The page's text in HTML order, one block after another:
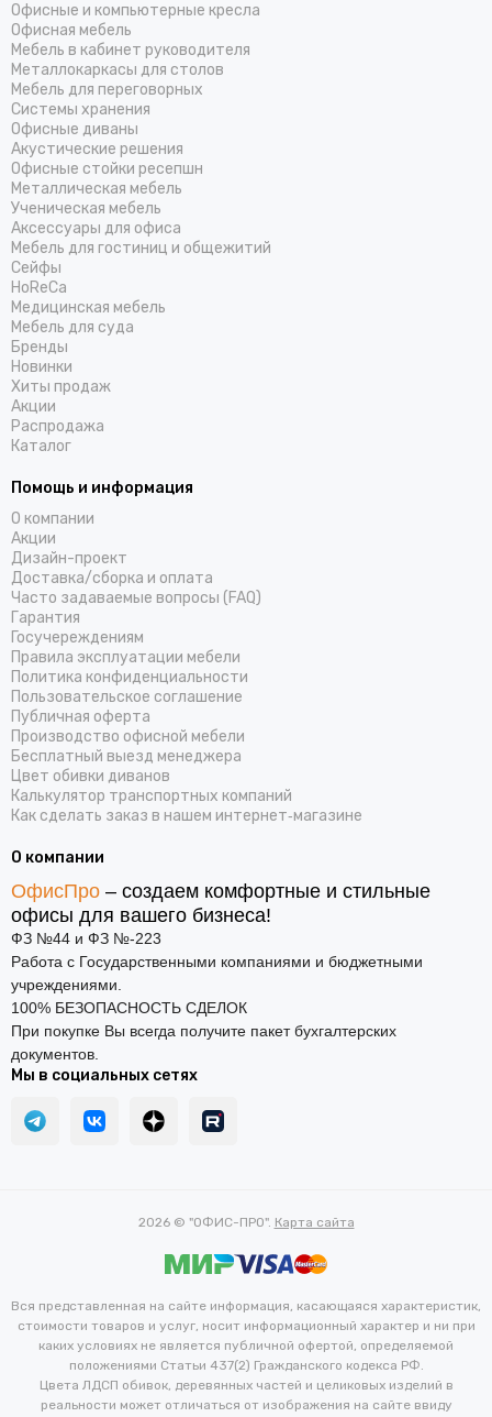
Офисные и компьютерные кресла
Офисная мебель
Мебель в кабинет руководителя
Металлокаркасы для столов
Мебель для переговорных
Системы хранения
Офисные диваны
Акустические решения
Офисные стойки ресепшн
Металлическая мебель
Ученическая мебель
Аксессуары для офиса
Мебель для гостиниц и общежитий
Cейфы
HoReCa
Медицинская мебель
Мебель для суда
Бренды
Новинки
Хиты продаж
Акции
Распродажа
Каталог
Помощь и информация
О компании
Акции
Дизайн-проект
Доставка/cборка и оплата
Часто задаваемые вопросы (FAQ)
Гарантия
Госучереждениям
Правила эксплуатации мебели
Политика конфиденциальности
Пользовательское соглашение
Публичная оферта
Производство офисной мебели
Бесплатный выезд менеджера
Цвет обивки диванов
Калькулятор транспортных компаний
Как сделать заказ в нашем интернет‑магазине
О компании
ОфисПро – создаем комфортные и стильные
офисы для вашего бизнеса!
ФЗ №44 и ФЗ №-223
Работа с Государственными компаниями и бюджетными
учреждениями.
100% БЕЗОПАСНОСТЬ СДЕЛОК
При покупке Вы всегда получите пакет бухгалтерских
документов.
Мы в социальных сетях
2026 © "ОФИС-ПРО". Карта сайта
Вся представленная на сайте информация, касающаяся характеристик,
стоимости товаров и услуг, носит информационный характер и ни при
каких условиях не является публичной офертой, определяемой
положениями Статьи 437(2) Гражданского кодекса РФ.
Цвета ЛДСП обивок, деревянных частей и целиковых изделий в
реальности может отличаться от изображения на сайте ввиду